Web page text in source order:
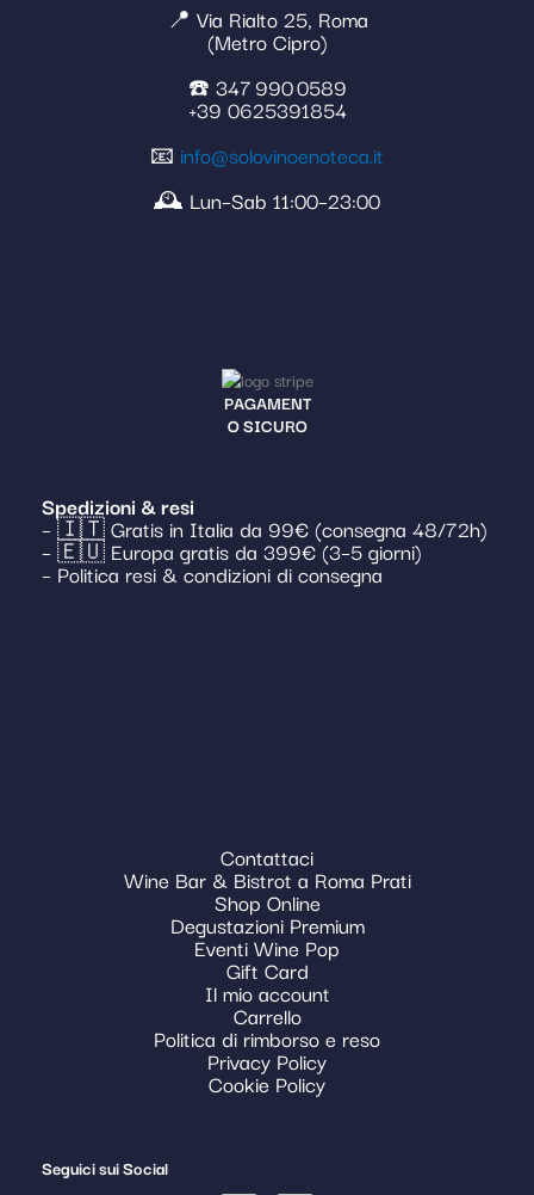
📍 Via Rialto 25, Roma
(Metro Cipro)
☎️ 347 990 0589
+39 0625391854
📧 info@solovinoenoteca.it
🕰️ Lun–Sab 11:00–23:00
PAGAMENT
O SICURO
Spedizioni & resi
– 🇮🇹 Gratis in Italia da 99€ (consegna 48/72h)
– 🇪🇺 Europa gratis da 399€ (3–5 giorni)
– Politica resi & condizioni di consegna
Contattaci
Wine Bar & Bistrot a Roma Prati
Shop Online
Degustazioni Premium
Eventi Wine Pop
Gift Card
Il mio account
Carrello
Politica di rimborso e reso
Privacy Policy
Cookie Policy
Seguici sui Social